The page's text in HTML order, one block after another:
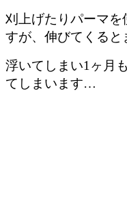
刈上げたりパーマを
すが、伸びてくると
浮いてしまい1ヶ月
てしまいます…